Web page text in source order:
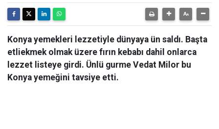
Konya yemekleri lezzetiyle dünyaya ün saldı. Başta
etliekmek olmak üzere fırın kebabı dahil onlarca
lezzet listeye girdi. Ünlü gurme Vedat Milor bu
Konya yemeğini tavsiye etti.